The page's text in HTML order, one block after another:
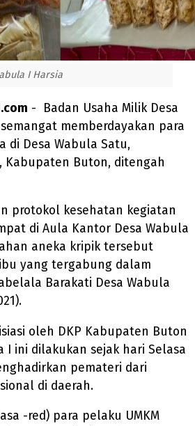
I Harsia
- Badan Usaha Milik Desa
memberdayakan para
di Desa Wabula Satu,
Kabupaten Buton, ditengah
protokol kesehatan kegiatan
di Aula Kantor Desa Wabula
aneka kripik tersebut
yang tergabung dalam
Barakati Desa Wabula
oleh DKP Kabupaten Buton
I ini dilakukan sejak hari Selasa
pemateri dari
di daerah.
-red) para pelaku UMKM